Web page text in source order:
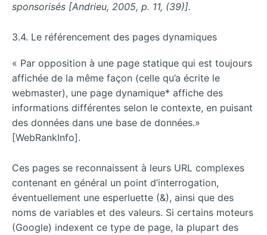
sponsorisés [Andrieu, 2005, p. 11, (39)].
3.4. Le référencement des pages dynamiques
« Par opposition à une page statique qui est toujours
affichée de la même façon (celle qu’a écrite le
webmaster), une page dynamique* affiche des
informations différentes selon le contexte, en puisant
des données dans une base de données.»
[WebRankInfo].
Ces pages se reconnaissent à leurs URL complexes
contenant en général un point d’interrogation,
éventuellement une esperluette (&), ainsi que des
noms de variables et des valeurs. Si certains moteurs
(Google) indexent ce type de page, la plupart des